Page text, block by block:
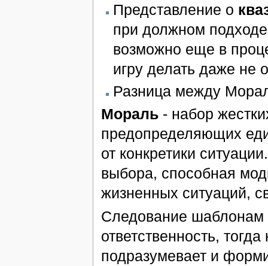
Представление о
при должном
возможно еще в
игру делать даже не
Разница между
Мораль- набор
предопределяющих
от конкретики
выбора, способная
жизненных ситуаций,
Следование шаблонам
ответственность,
подразумевает и